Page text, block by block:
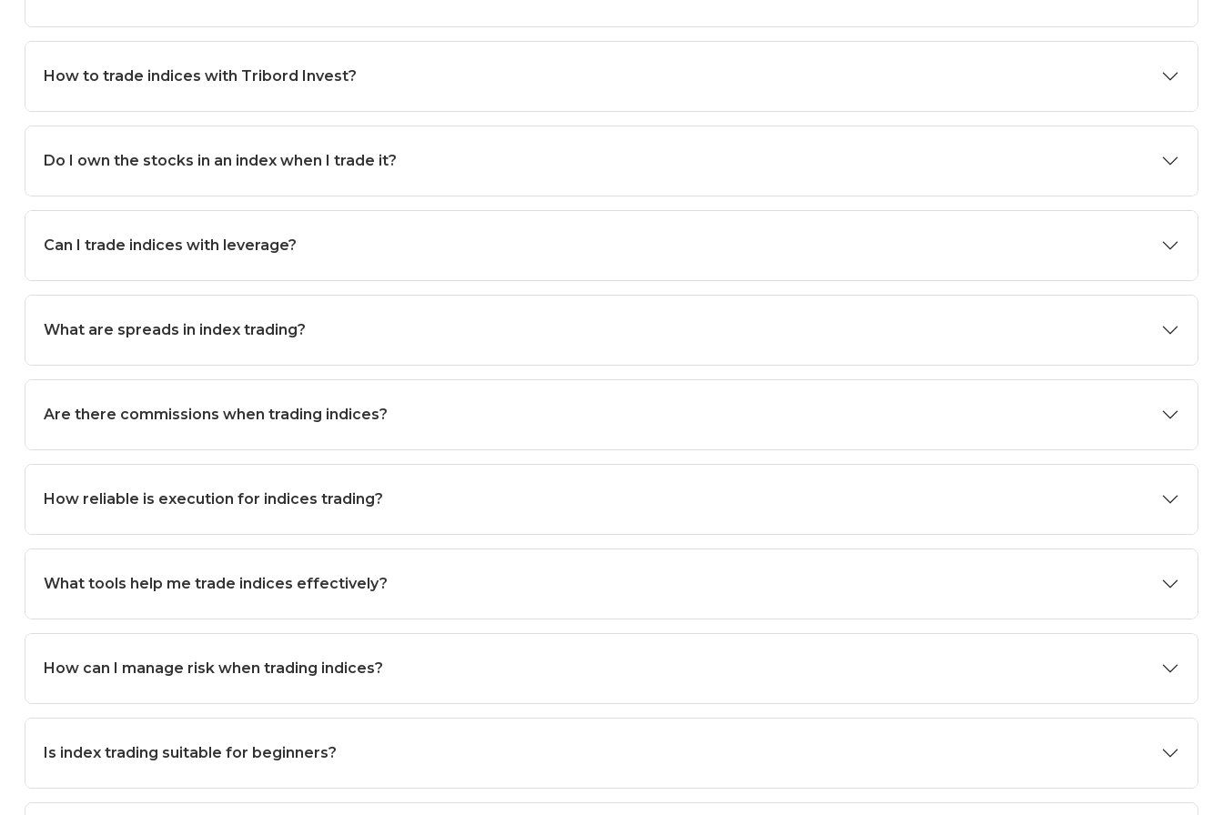
How to trade indices with Tribord Invest?
Do I own the stocks in an index when I trade it?
Can I trade indices with leverage?
What are spreads in index trading?
Are there commissions when trading indices?
How reliable is execution for indices trading?
What tools help me trade indices effectively?
How can I manage risk when trading indices?
Is index trading suitable for beginners?